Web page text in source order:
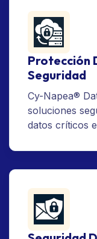
operativa.
Protección
Seguridad
Cy-Napea®
soluciones
datos críticos
avanzadas de
desastres,
normativo y
cibernéticas.